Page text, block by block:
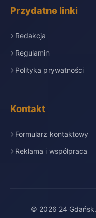
Przydatne linki
Redakcja
Regulamin
Polityka prywatności
Kontakt
Formularz kontaktowy
Reklama i współpraca
© 2026 24